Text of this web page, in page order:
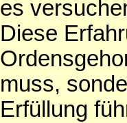
es
Diese
muss,
Erfüllung